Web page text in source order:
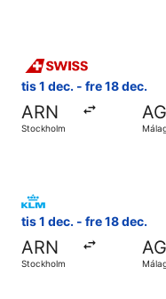
tis 1 dec. - fre 18 dec.
ARN
Stockholm
Välj flyg med Swiss
tis 1 dec. - fre 18 dec.
ARN
Stockholm
Välj flyg med KLM,